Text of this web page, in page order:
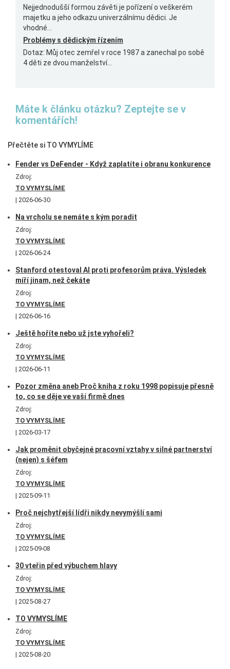
Nejjednodušší formou závěti je pořízení o veškerém
majetku a jeho odkazu univerzálnímu dědici. Je
vhodné...
Problémy s dědickým řízením
Dotaz: Můj otec zemřel v roce 1987 a zanechal po sobě
4 děti ze dvou manželství...
Máte k článku otázku? Zeptejte se v
komentářích!
Přečtěte si TO VYMYLÍME
Fender vs DeFender - Když zaplatíte i obranu konkurence
Zdroj:
TO VYMYSLÍME
2026-06-30
Na vrcholu se nemáte s kým poradit
Zdroj:
TO VYMYSLÍME
2026-06-24
Stanford otestoval AI proti profesorům práva. Výsledek
míří jinam, než čekáte
Zdroj:
TO VYMYSLÍME
2026-06-16
Ještě hoříte nebo už jste vyhořeli?
Zdroj:
TO VYMYSLÍME
2026-06-11
Pozor změna aneb Proč kniha z roku 1998 popisuje přesně
to, co se děje ve vaší firmě dnes
Zdroj:
TO VYMYSLÍME
2026-03-17
Jak proměnit obyčejné pracovní vztahy v silné partnerství
(nejen) s šéfem
Zdroj:
TO VYMYSLÍME
2025-09-11
Proč nejchytřejší lídři nikdy nevymýšlí sami
Zdroj:
TO VYMYSLÍME
2025-09-08
30 vteřin před výbuchem hlavy
Zdroj:
TO VYMYSLÍME
2025-08-27
TO VYMYSLÍME
Zdroj:
TO VYMYSLÍME
2025-08-20